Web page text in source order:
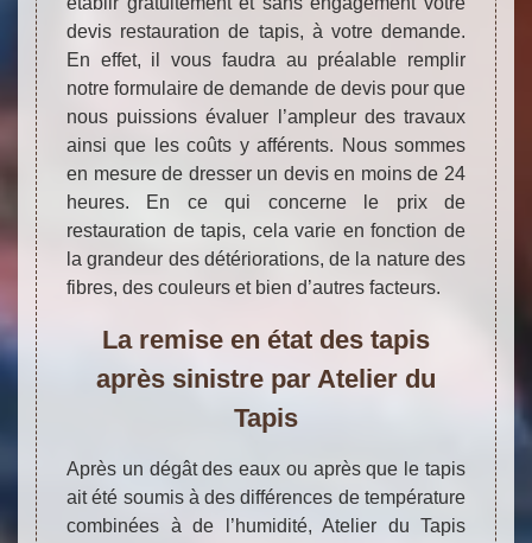
devis restauration de tapis, à votre demande.
En effet, il vous faudra au préalable remplir
notre formulaire de demande de devis pour que
nous puissions évaluer l’ampleur des travaux
ainsi que les coûts y afférents. Nous sommes
en mesure de dresser un devis en moins de 24
heures. En ce qui concerne le prix de
restauration de tapis, cela varie en fonction de
la grandeur des détériorations, de la nature des
fibres, des couleurs et bien d’autres facteurs.
La remise en état des tapis
après sinistre par Atelier du
Tapis
Après un dégât des eaux ou après que le tapis
ait été soumis à des différences de température
combinées à de l’humidité, Atelier du Tapis